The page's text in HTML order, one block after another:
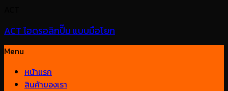
ACT ไฮดรอลิกปั๊ม แบบมือโยก
Menu
หน้าแรก
สินค้าของเรา